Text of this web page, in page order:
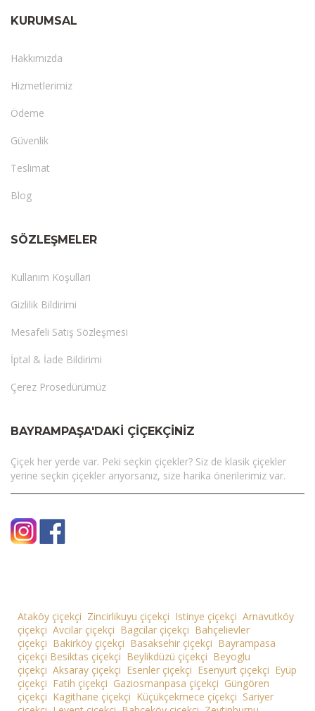
KURUMSAL
Hakkımızda
Hizmetlerimiz
Ödeme
Güvenlik
Teslimat
Blog
SÖZLEŞMELER
Kullanım Koşullari
Gizlilik Bildirimi
Mesafeli Satış Sözleşmesi
İptal & İade Bildirimi
Çerez Prosedürümüz
BAYRAMPAŞA'DAKI ÇIÇEKÇINIZ
Çiçek her yerde var. Peki seçkin çiçekler? Siz de klasik çiçekler
yerine seçkin çiçekler arıyorsanız, size harika önerilerimiz var.
Ataköy çiçekçi Zincirlikuyu çiçekçi Istinye çiçekçi Arnavutköy
çiçekçi Avcilar çiçekçi Bagcilar çiçekçi Bahçelievler
çiçekçi Bakirköy çiçekçi Basaksehir çiçekçi Bayrampasa
çiçekçi Besiktas çiçekçi Beylikdüzü çiçekçi Beyoglu
çiçekçi Aksaray çiçekçi Esenler çiçekçi Esenyurt çiçekçi Eyüp
çiçekçi Fatih çiçekçi Gaziosmanpasa çiçekçi Güngören
çiçekçi Kagithane çiçekçi Küçükçekmece çiçekçi Sariyer